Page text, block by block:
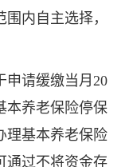
内自主选择，
申请缓缴当月20
本养老保险停保
理基本养老保险
通过不将资金存